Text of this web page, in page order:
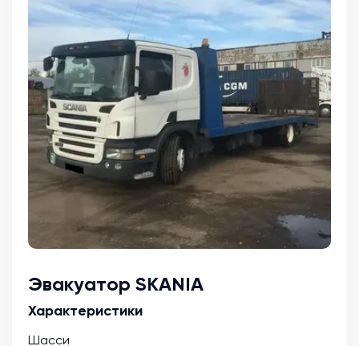
Эвакуатор SKANIA
Характеристики
Шасси